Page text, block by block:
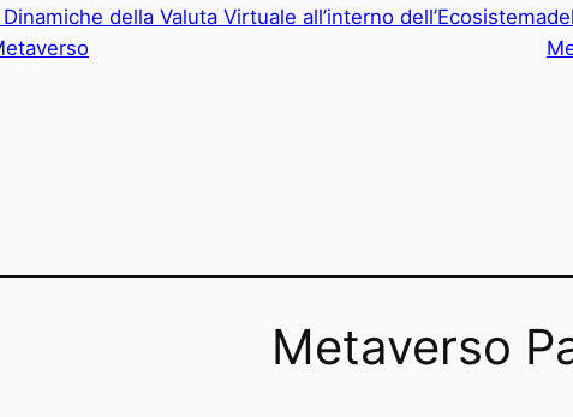
della Valuta Virtuale all’interno dell’Ecosistema
Metaverso